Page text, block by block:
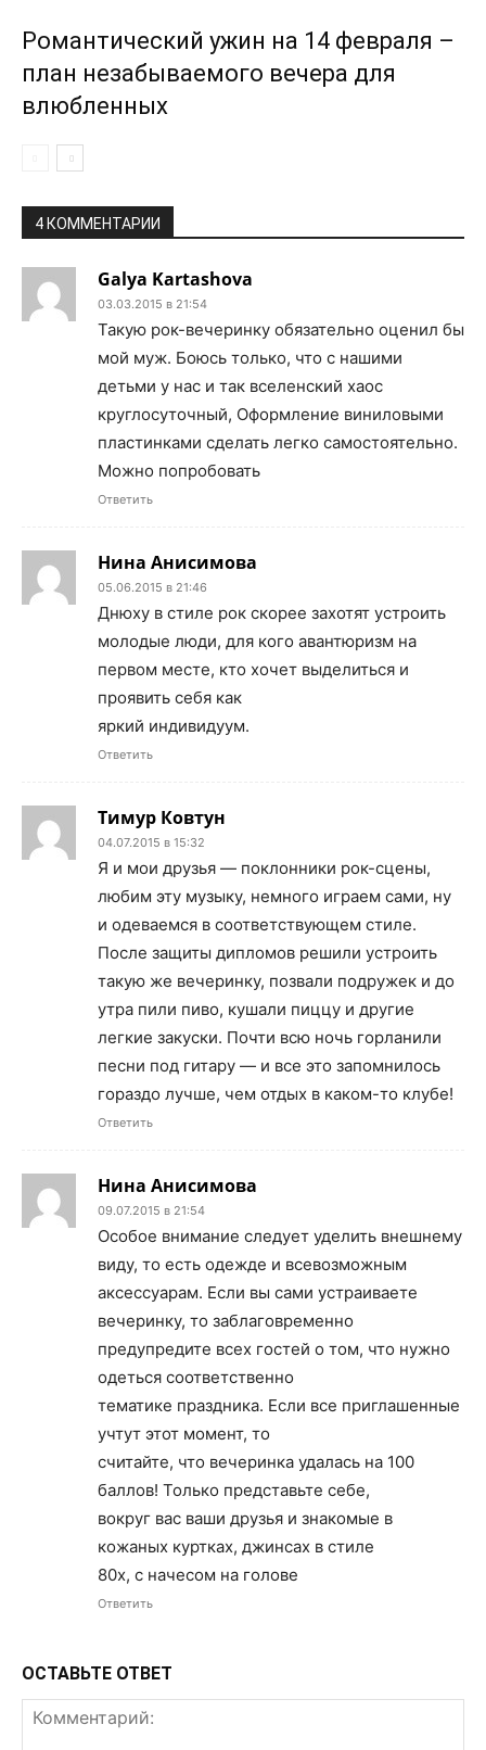
Романтический ужин на 14 февраля –
план незабываемого вечера для
влюбленных
4 КОММЕНТАРИИ
Galya Kartashova
03.03.2015 в 21:54
Такую рок-вечеринку обязательно оценил бы
мой муж. Боюсь только, что с нашими
детьми у нас и так вселенский хаос
круглосуточный, Оформление виниловыми
пластинками сделать легко самостоятельно.
Можно попробовать
Ответить
Нина Анисимова
05.06.2015 в 21:46
Днюху в стиле рок скорее захотят устроить
молодые люди, для кого авантюризм на
первом месте, кто хочет выделиться и
проявить себя как
яркий индивидуум.
Ответить
Тимур Ковтун
04.07.2015 в 15:32
Я и мои друзья — поклонники рок-сцены,
любим эту музыку, немного играем сами, ну
и одеваемся в соответствующем стиле.
После защиты дипломов решили устроить
такую же вечеринку, позвали подружек и до
утра пили пиво, кушали пиццу и другие
легкие закуски. Почти всю ночь горланили
песни под гитару — и все это запомнилось
гораздо лучше, чем отдых в каком-то клубе!
Ответить
Нина Анисимова
09.07.2015 в 21:54
Особое внимание следует уделить внешнему
виду, то есть одежде и всевозможным
аксессуарам. Если вы сами устраиваете
вечеринку, то заблаговременно
предупредите всех гостей о том, что нужно
одеться соответственно
тематике праздника. Если все приглашенные
учтут этот момент, то
считайте, что вечеринка удалась на 100
баллов! Только представьте себе,
вокруг вас ваши друзья и знакомые в
кожаных куртках, джинсах в стиле
80х, с начесом на голове
Ответить
ОСТАВЬТЕ ОТВЕТ